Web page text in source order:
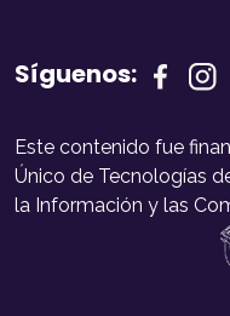
Síguenos:
Este contenido fue
Único de Tecnologías
la Información y las